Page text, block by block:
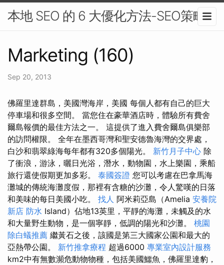
本地 SEO 的 6 大優化方法-SEO策略
Marketing (160)
Sep 20, 2013
佛羅里達群島，美國灣海岸，美國 每個人都有自己的巨大
停車場和很多空間。 當您住在豪華酒店時，體驗所有費舍
爾島報價的最佳方法之一。 這提供了進入費舍爾島俱樂部
的訪問權限。 全年在墨西哥灣和聖安德魯海灣的交界處，
白沙和翡翠綠海每年都有320多個陽光。 新竹月子中心 除
了衝浪，游泳，曬日光浴，潛水，動物園，水上樂園，乘船
旅行還使假期更加多彩。 泰國簽證 您可以考慮在巴拿馬海
灘城的傳統海灘度假，那裡有含糖的沙灘，令人驚嘆的日落
和美味的每日美國小吃。 找人 阿米莉亞島（Amelia 安養院
新店 防水 Island）佔地13英里，平靜的海灘，未觸及的水
和大量野生動物，是一個寧靜，低調的陽光和沙灘。 桃園
除白蟻推薦 繼黃石之後，該國是第三大國家公園和最大的
亞熱帶公園。 新竹推拿療程 超過6000 專業室內設計服務
km2中有無數瀕危動物物種，包括美國鱷魚，佛羅里達豹，